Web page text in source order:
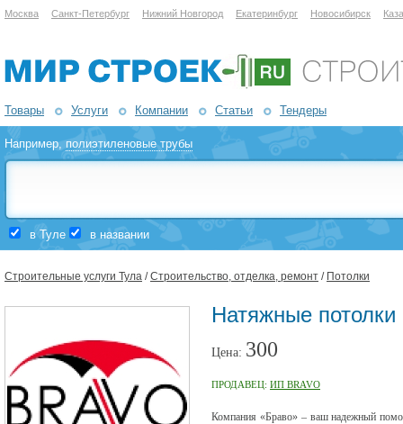
Москва Санкт-Петербург Нижний Новгород Екатеринбург Новосибирск
Товары Услуги Компании Статьи Тендеры
Например,полиэтиленовые трубы
в Туле в названии
Строительные услуги Тула /Строительство, отделка, ремонт / Потолки
Натяжные
Цена: 300
ПРОДАВЕЦ: ИП BRAVO
Компания «Браво» – ваш надежный